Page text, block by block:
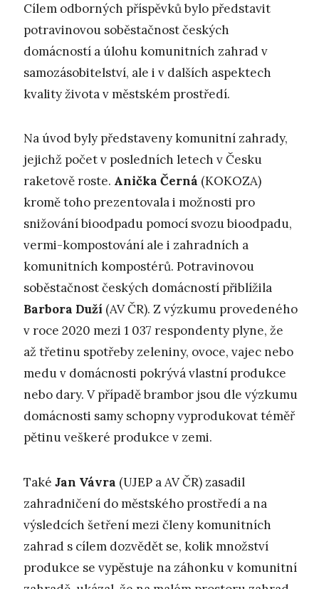
Cílem odborných příspěvků bylo představit
potravinovou soběstačnost českých
domácností a úlohu komunitních zahrad v
samozásobitelství, ale i v dalších aspektech
kvality života v městském prostředí.
Na úvod byly představeny komunitní zahrady,
jejichž počet v posledních letech v Česku
raketově roste. Anička Černá (KOKOZA)
kromě toho prezentovala i možnosti pro
snižování bioodpadu pomocí svozu bioodpadu,
vermi-kompostování ale i zahradních a
komunitních kompostérů. Potravinovou
soběstačnost českých domácností přiblížila
Barbora Duží (AV ČR). Z výzkumu provedeného
v roce 2020 mezi 1 037 respondenty plyne, že
až třetinu spotřeby zeleniny, ovoce, vajec nebo
medu v domácnosti pokrývá vlastní produkce
nebo dary. V případě brambor jsou dle výzkumu
domácnosti samy schopny vyprodukovat téměř
pětinu veškeré produkce v zemi.
Také Jan Vávra (UJEP a AV ČR) zasadil
zahradničení do městského prostředí a na
výsledcích šetření mezi členy komunitních
zahrad s cílem dozvědět se, kolik množství
produkce se vypěstuje na záhonku v komunitní